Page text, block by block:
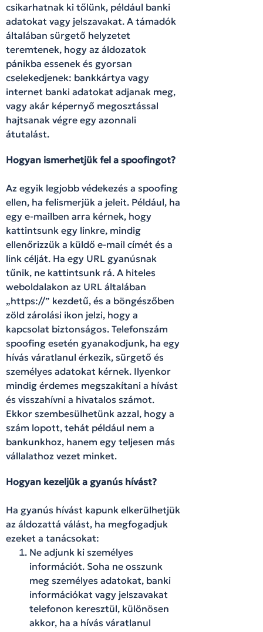
csikarhatnak ki tőlünk, például banki
adatokat vagy jelszavakat. A támadók
általában sürgető helyzetet
teremtenek, hogy az áldozatok
pánikba essenek és gyorsan
cselekedjenek: bankkártya vagy
internet banki adatokat adjanak meg,
vagy akár képernyő megosztással
hajtsanak végre egy azonnali
átutalást.
Hogyan ismerhetjük fel a spoofingot?
Az egyik legjobb védekezés a spoofing
ellen, ha felismerjük a jeleit. Például, ha
egy e-mailben arra kérnek, hogy
kattintsunk egy linkre, mindig
ellenőrizzük a küldő e-mail címét és a
link célját. Ha egy URL gyanúsnak
tűnik, ne kattintsunk rá. A hiteles
weboldalakon az URL általában
„https://” kezdetű, és a böngészőben
zöld zárolási ikon jelzi, hogy a
kapcsolat biztonságos. Telefonszám
spoofing esetén gyanakodjunk, ha egy
hívás váratlanul érkezik, sürgető és
személyes adatokat kérnek. Ilyenkor
mindig érdemes megszakítani a hívást
és visszahívni a hivatalos számot.
Ekkor szembesülhetünk azzal, hogy a
szám lopott, tehát például nem a
bankunkhoz, hanem egy teljesen más
vállalathoz vezet minket.
Hogyan kezeljük a gyanús hívást?
Ha gyanús hívást kapunk elkerülhetjük
az áldozattá válást, ha megfogadjuk
ezeket a tanácsokat:
Ne adjunk ki személyes
információt. Soha ne osszunk
meg személyes adatokat, banki
információkat vagy jelszavakat
telefonon keresztül, különösen
akkor, ha a hívás váratlanul